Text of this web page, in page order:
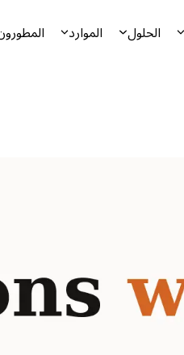
الحلول الموارد